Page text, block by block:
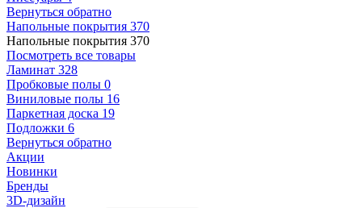
Вернуться обратно
Напольные покрытия 370
Напольные покрытия 370
Посмотреть все товары
Ламинат 328
Пробковые полы 0
Виниловые полы 16
Паркетная доска 19
Подложки 6
Вернуться обратно
Акции
Новинки
Бренды
3D-дизайн